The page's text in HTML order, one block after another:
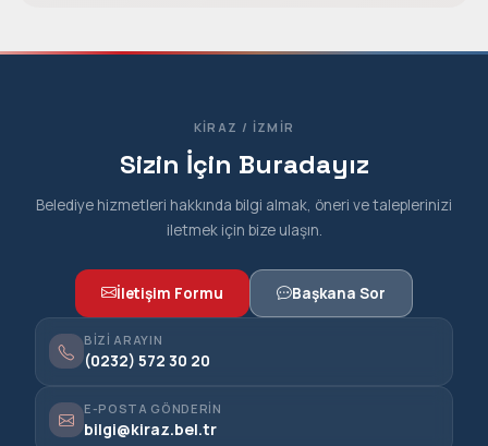
KIRAZ / İZMIR
Sizin İçin Buradayız
Belediye hizmetleri hakkında bilgi almak, öneri ve taleplerinizi
iletmek için bize ulaşın.
İletişim Formu Başkana Sor
BIZI ARAYIN
(0232) 572 30 20
E-POSTA GÖNDERIN
bilgi@kiraz.bel.tr